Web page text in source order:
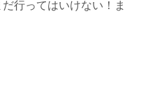
行ってはいけない！ま